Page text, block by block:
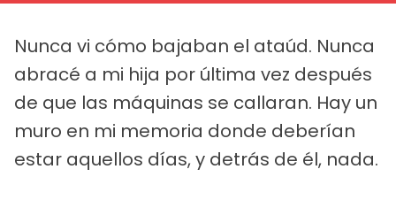
Nunca vi cómo bajaban el ataúd. Nunca
abracé a mi hija por última vez después
de que las máquinas se callaran. Hay un
muro en mi memoria donde deberían
estar aquellos días, y detrás de él, nada.